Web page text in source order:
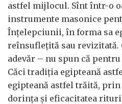
astfel mijlocul. Sînt într-o
instrumente masonice
Înţelepciunii, în forma sa
reînsufleţită sau revizitată.
adevăr – nu spun că
Căci tradiţia egipteană
egipteană astfel trăită, prin
dorinţa şi eficacitatea